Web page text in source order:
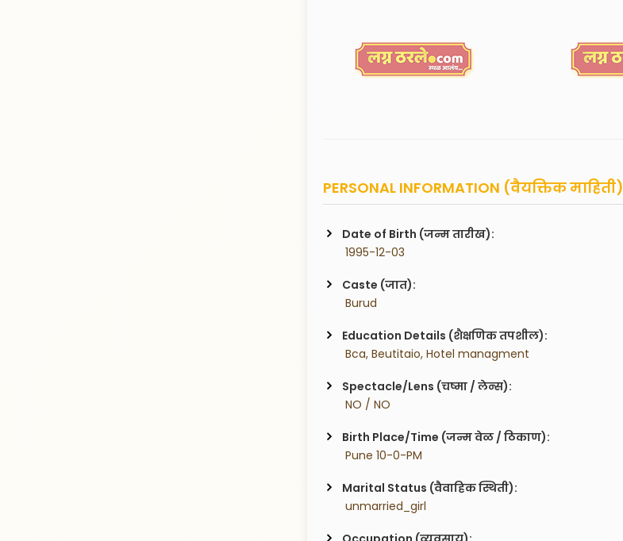
PERSONAL INFORMATION (वैयक्तिक माहिती)
Date of Birth (जन्म तारीख):
1995-12-03
Caste (जात):
Burud
Education Details (शैक्षणिक तपशील):
Bca, Beutitaio, Hotel managment
Spectacle/Lens (चष्मा / लेन्स):
NO / NO
Birth Place/Time (जन्म वेळ / ठिकाण):
Pune 10-0-PM
Marital Status (वैवाहिक स्थिती):
unmarried_girl